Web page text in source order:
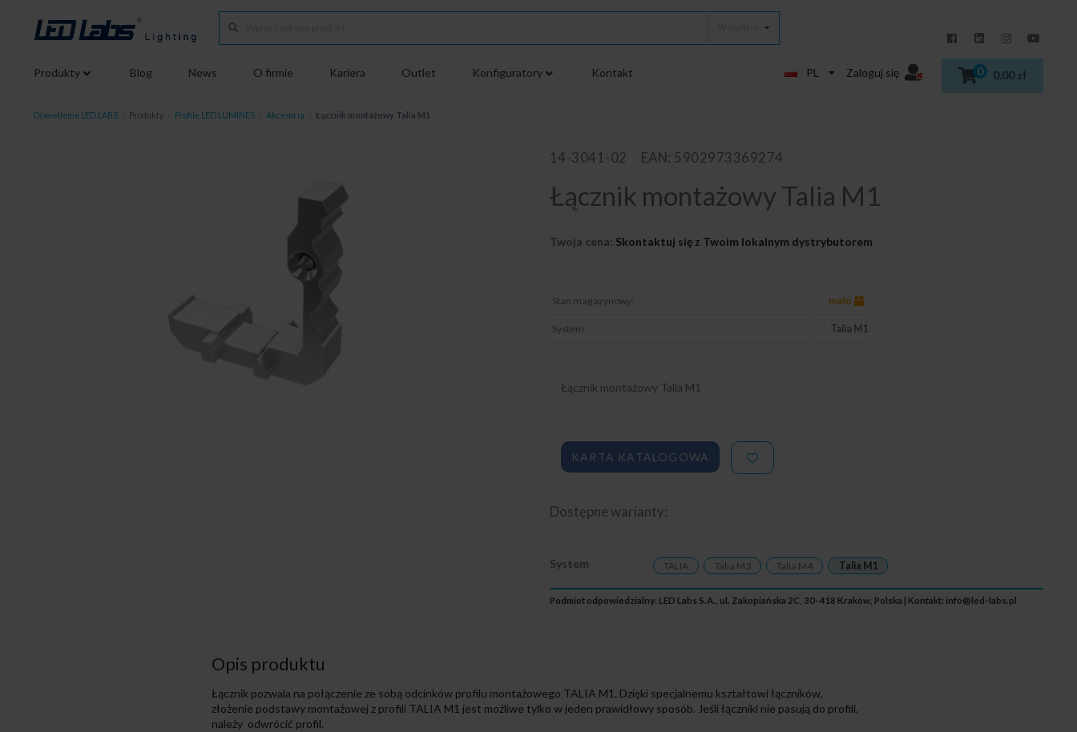
Produkty Blog News O firmie Kariera Outlet Konfiguratory Kontakt PL Zaloguj się 0 0,00 zł
Oświetlenie LED LABS Produkty Profile LED LUMINES Akcesoria Łącznik montażowy Talia M1
14-3041-02 EAN: 5902973369274
Łącznik montażowy Talia M1
Twoja cena: Skontaktuj się z Twoim lokalnym dystrybutorem
Stan magazynowy: mało
System Talia M1
Łącznik montażowy Talia M1
KARTA KATALOGOWA
Dostępne warianty:
System TALIA Talia M3 Talia M4 Talia M1
Podmiot odpowiedzialny: LED Labs S.A., ul. Zakopiańska 2C, 30-418 Kraków, Polska | Kontakt: info@led-labs.pl
Opis produktu
Łącznik pozwala na połączenie ze sobą odcinków profilu montażowego TALIA M1. Dzięki specjalnemu kształtowi łączników,
złożenie podstawy montażowej z profili TALIA M1 jest możliwe tylko w jeden prawidłowy sposób. Jeśli łączniki nie pasują do profili,
należy odwrócić profil.